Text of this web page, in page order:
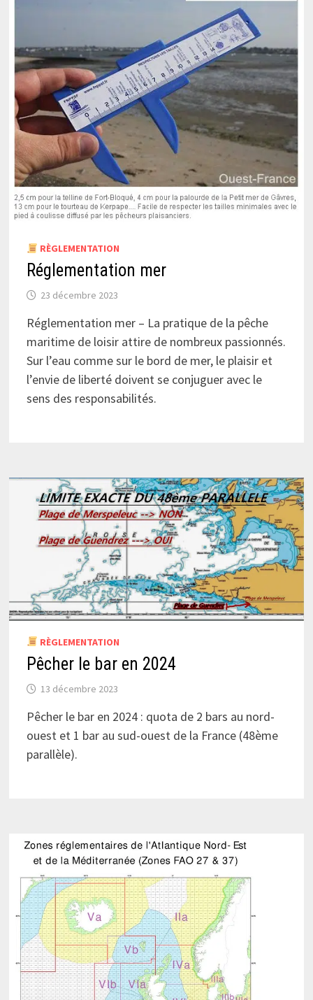
RÈGLEMENTATION
Réglementation mer
23 décembre 2023
Réglementation mer – La pratique de la pêche
maritime de loisir attire de nombreux passionnés.
Sur l’eau comme sur le bord de mer, le plaisir et
l’envie de liberté doivent se conjuguer avec le
sens des responsabilités.
RÈGLEMENTATION
Pêcher le bar en 2024
13 décembre 2023
Pêcher le bar en 2024 : quota de 2 bars au nord-
ouest et 1 bar au sud-ouest de la France (48ème
parallèle).